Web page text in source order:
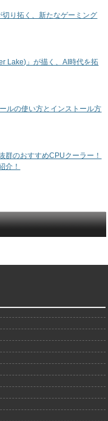
切り拓く、新たなゲーミング
Lake)」が描く、AI時代を拓
ルの使い方とインストール方
群のおすすめCPUクーラー！
介！